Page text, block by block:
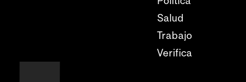
Salud
Trabajo
Verifica